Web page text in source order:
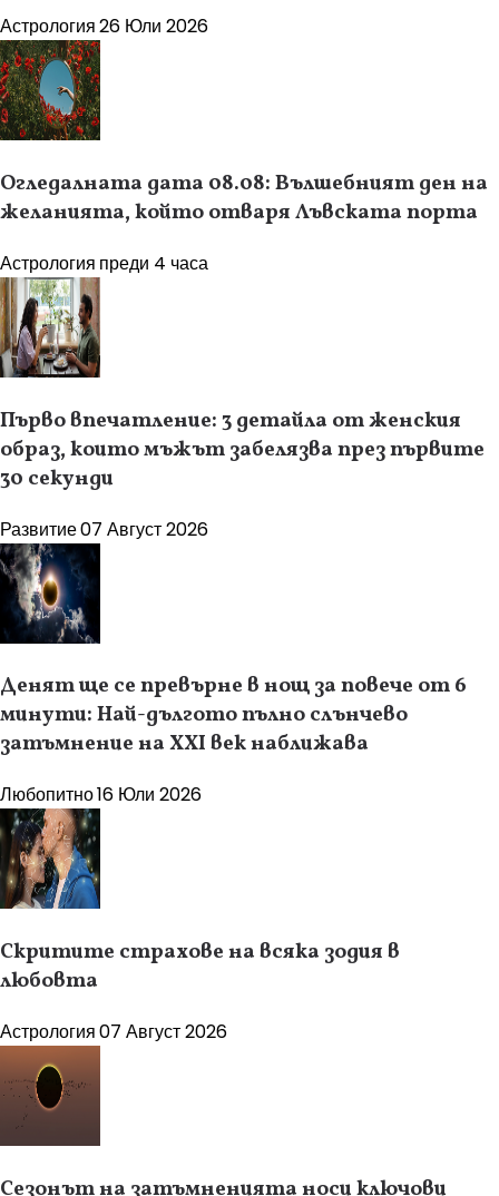
Астрология26 Юли 2026
Огледалната дата 08.08: Вълшебният ден на
желанията, който отваря Лъвската порта
Астрология преди 4 часа
Първо впечатление: 3 детайла от женския
образ, които мъжът забелязва през първите
30 секунди
Развитие07 Август 2026
Денят ще се превърне в нощ за повече от 6
минути: Най-дългото пълно слънчево
затъмнение на XXI век наближава
Любопитно16 Юли 2026
Скритите страхове на всяка зодия в
любовта
Астрология07 Август 2026
Сезонът на затъмненията носи ключови